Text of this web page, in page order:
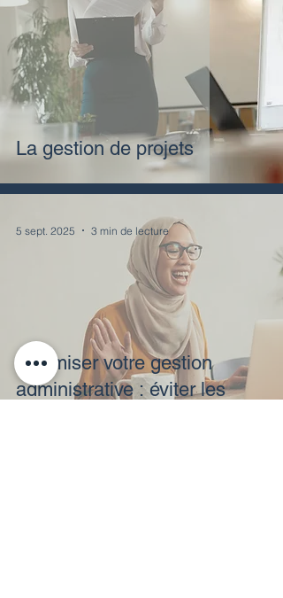
La gestion de projets
Optimiser votre gestion
administrative : éviter les
5 sept. 2025 3 min de lecture